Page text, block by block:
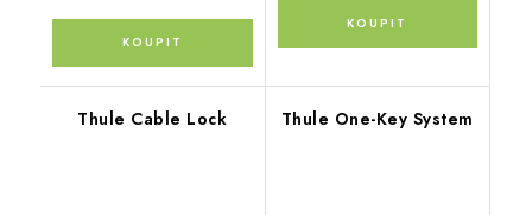
Thule Cable Lock Thule One-Key System